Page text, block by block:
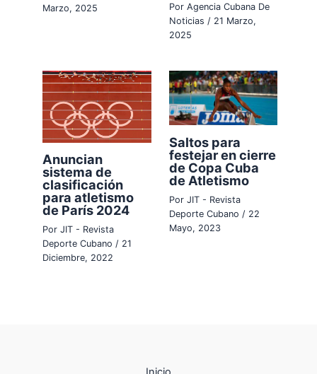
Marzo, 2025
Por Agencia Cubana De
Noticias / 21 Marzo,
2025
Anuncian
sistema de
clasificación
para atletismo
de París 2024
PorJIT - Revista
Deporte Cubano/ 21
Diciembre, 2022
Saltos para
festejar en cierre
de Copa Cuba
de Atletismo
Por JIT - Revista
Deporte Cubano / 22
Mayo, 2023